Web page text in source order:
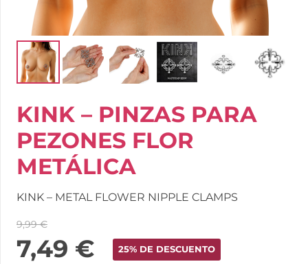
KINK – PINZAS PARA
PEZONES FLOR
METÁLICA
KINK – METAL FLOWER NIPPLE CLAMPS
9,99€
7,49 € 25% DE DESCUENTO